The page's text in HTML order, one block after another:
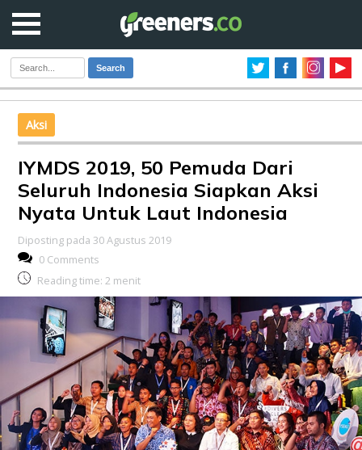
Search
Aksi
IYMDS 2019, 50 Pemuda Dari
Seluruh Indonesia Siapkan Aksi
Nyata Untuk Laut Indonesia
Diposting pada 30 Agustus 2019
0 Comments
Reading time: 2 menit